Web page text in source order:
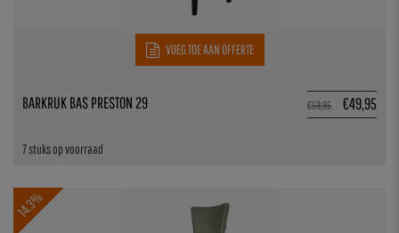
VOEG TOE AAN OFFERTE
€59,95 €49,95
7 stuks op voorraad
BARKRUK BAS PRESTON 29
14.3%